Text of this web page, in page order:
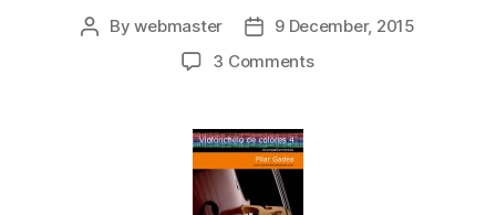
PostBywebmaster
Post9 December, 2015
3 Commentson